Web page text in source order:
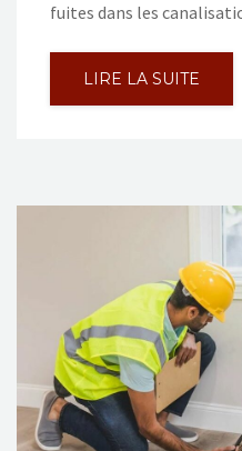
fuites dans les
LIRE LA SUITE